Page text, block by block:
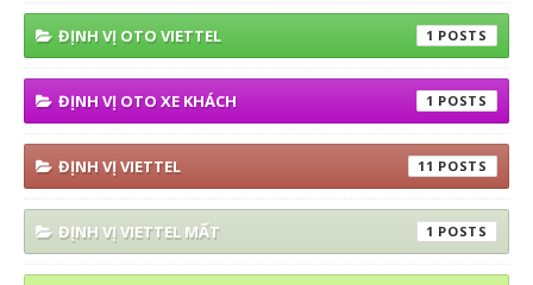
ĐỊNH VỊ OTO VIETTEL 1
ĐỊNH VỊ OTO XE KHÁCH 1
ĐỊNH VỊ VIETTEL 11
ĐỊNH VỊ VIETTEL MẤT 1